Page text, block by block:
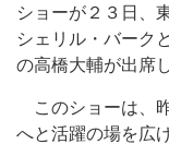
ショーが２３日、
シェリル・バーク
の高橋大輔が出席
このショーは、
へと活躍の場を広